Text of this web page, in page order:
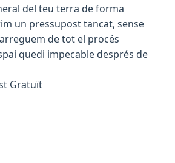
del teu terra de forma
un pressupost tancat, sense
de tot el procés
quedi impecable després de
Gratuït